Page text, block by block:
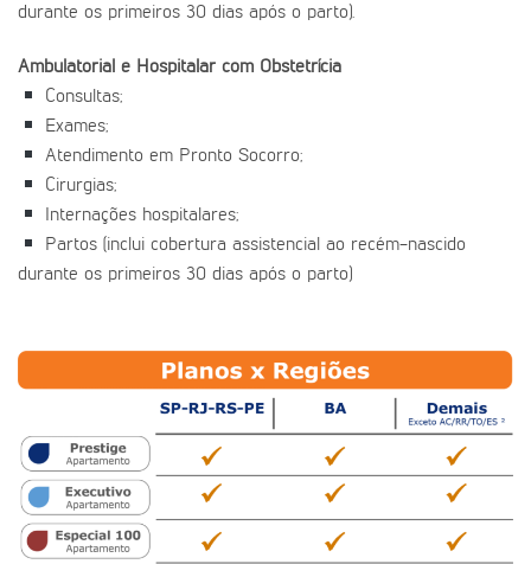
durante os primeiros 30 dias após o parto).
Ambulatorial e Hospitalar com Obstetrícia
Consultas;
Exames;
Atendimento em Pronto Socorro;
Cirurgias;
Internações hospitalares;
Partos (inclui cobertura assistencial ao recém-nascido
durante os primeiros 30 dias após o parto)